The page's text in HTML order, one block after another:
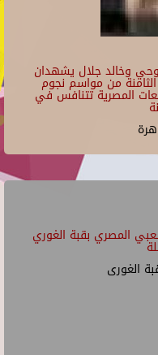
وخالد جلال يشهدان
من مواسم نجوم
من الجامعات المصرية تتنافس في
المصري بقبة الغوري
الغورى